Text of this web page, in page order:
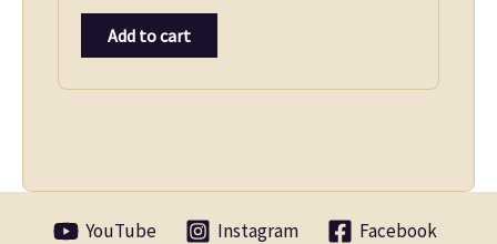
Add to cart
YouTube Instagram
Facebook